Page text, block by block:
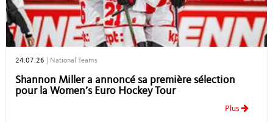
24.07.26 National Teams
Shannon Miller a annoncé sa première sélection
pour la Women’s Euro Hockey Tour
Plus